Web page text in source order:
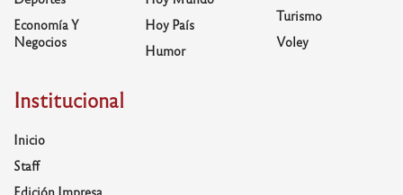
Economía Y
Negocios
Hoy País
Humor
Turismo
Voley
Institucional
Inicio
Staff
Edición Impresa